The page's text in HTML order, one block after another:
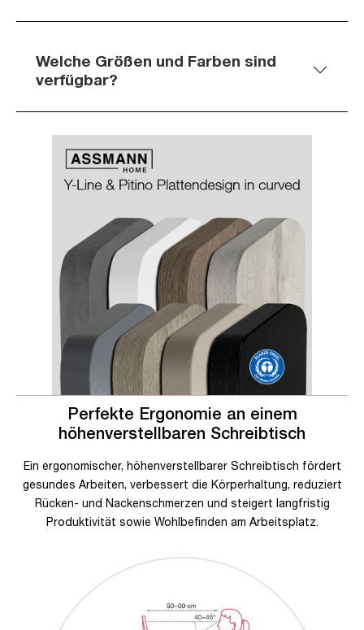
Welche Größen und Farben sind
verfügbar?
Perfekte Ergonomie an einem
höhenverstellbaren Schreibtisch
Ein ergonomischer, höhenverstellbarer Schreibtisch fördert
gesundes Arbeiten, verbessert die Körperhaltung, reduziert
Rücken- und Nackenschmerzen und steigert langfristig
Produktivität sowie Wohlbefinden am Arbeitsplatz.